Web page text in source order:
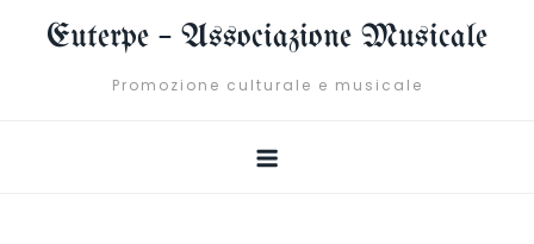
Euterpe – Associazione Musicale
Promozione culturale e musicale